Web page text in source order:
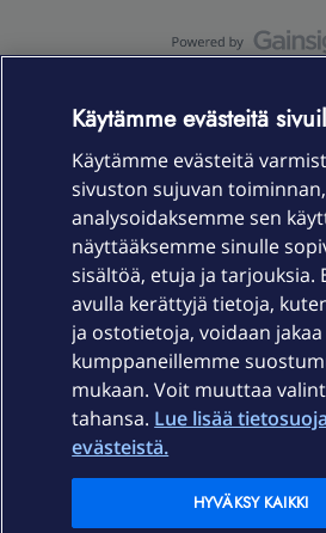
Laitteet & liittymät
Palvelut
Ajankohtaista
Elisa Oyj
Käytämme evästeitä
Käytämme evästeitä
sivuston sujuvan toiminnan,
analysoidaksemme sen
näyttääksemme sinulle
sisältöä, etuja ja tarjouksia.
avulla kerättyjä tietoja,
ja ostotietoja, voidaan jakaa
kumppaneillemme
mukaan. Voit muuttaa
tahansa. Lue lisää
evästeistä.
HYVÄKSY KAIKKI